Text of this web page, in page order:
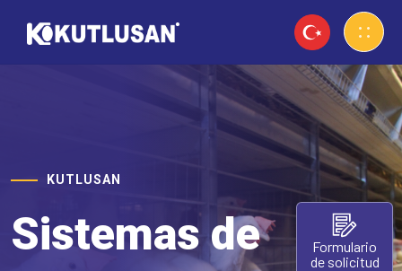
KUTLUSAN
Sistemas de
Formulario
de solicitud